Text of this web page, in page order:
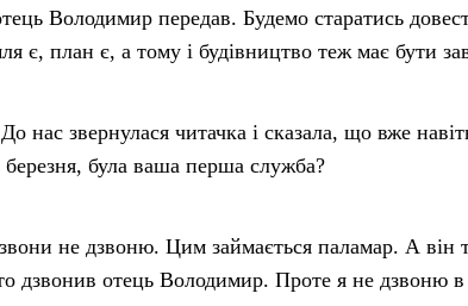
Володимир передав. Будемо старатись
є, план є, а тому і будівництво теж має бути
нас звернулася читачка і сказала, що вже
була ваша перша служба?
не дзвоню. Цим займається паламар. А
дзвонив отець Володимир. Проте я не дзвоню